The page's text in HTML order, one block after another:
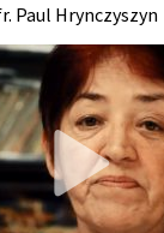
Paul Hrynczyszyn